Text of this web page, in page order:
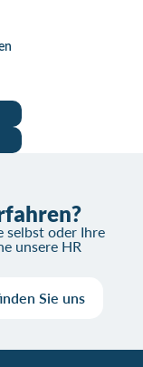
selbst oder Ihre
unsere HR
Sie uns